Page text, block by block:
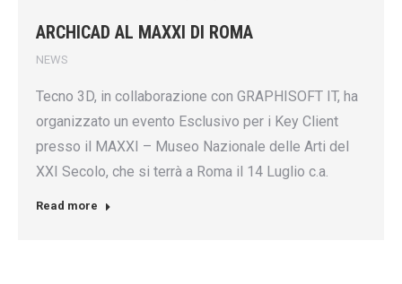
ARCHICAD AL MAXXI DI ROMA
NEWS
Tecno 3D, in collaborazione con GRAPHISOFT IT, ha
organizzato un evento Esclusivo per i Key Client
presso il MAXXI – Museo Nazionale delle Arti del
XXI Secolo, che si terrà a Roma il 14 Luglio c.a.
Read more